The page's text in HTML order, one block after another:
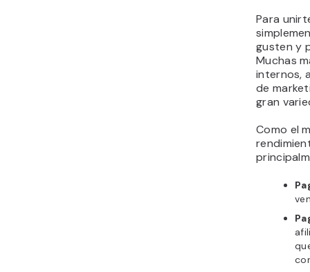
Para
gusten y
Muchas
internos,
de
gran
Como el